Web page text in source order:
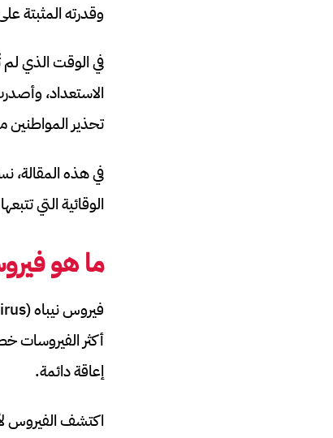
وقدرته المثبتة
الاستعداد،
تحذير المواطنين
في هذه المقالة،
الوقائية التي
ما هو
إعاقة دائمة.